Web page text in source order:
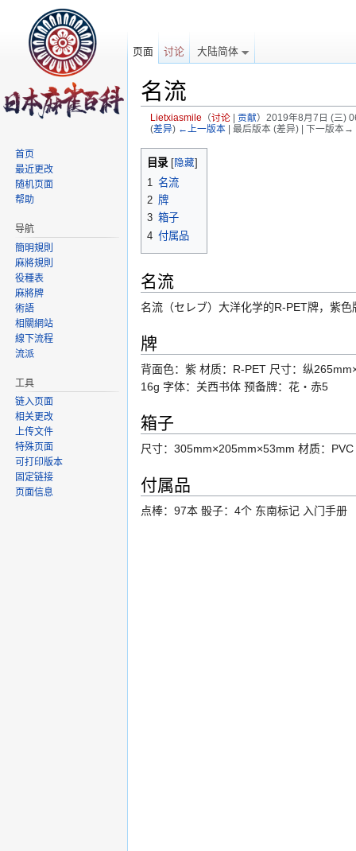
名流
Lietxiasmile （讨论| 贡献） 2019年8月7日 (三)
(差异) ←上一版本| 最后版本 (差异) | 下一版本→
目录 [隐藏]
1 名流
2 牌
3 箱子
4 付属品
名流
名流（セレブ）大洋化学的R-PET牌，紫色
牌
背面色：紫 材质：R-PET 尺寸：纵
16g 字体：关西书体 预备牌：花・赤5
箱子
尺寸：305mm×205mm×53mm 材质：
付属品
点棒：97本 骰子：4个 东南标记 入门手册
页面 讨论 大陆简体
首页
最近更改
随机页面
帮助
导航
簡明規則
麻將規則
役種表
麻將牌
術語
相關網站
線下流程
流派
工具
链入页面
相关更改
上传文件
特殊页面
可打印版本
固定链接
页面信息